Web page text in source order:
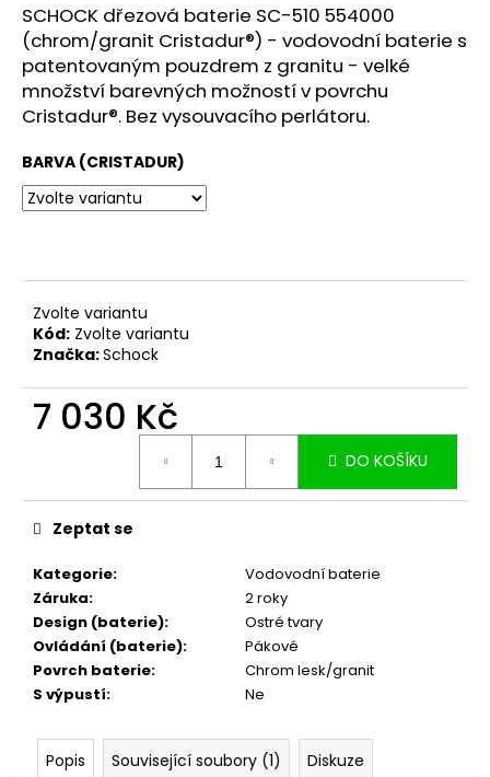
SCHOCK dřezová baterie SC-510 554000
(chrom/granit Cristadur®) - vodovodní baterie s
patentovaným pouzdrem z granitu - velké
množství barevných možností v povrchu
Cristadur®. Bez vysouvacího perlátoru.
BARVA (CRISTADUR)
Zvolte variantu
Kód: Zvolte variantu
Značka:Schock
7 030 Kč
DO KOŠÍKU
Kategorie:
Vodovodní baterie
Záruka:
2 roky
Design (baterie):
Ostré tvary
Ovládání (baterie):
Pákové
Povrch baterie:
Chrom lesk/granit
S výpustí: Ne
Zeptat se
Popis Související soubory (1) Diskuze
p
o
r
u
č
j
e
m